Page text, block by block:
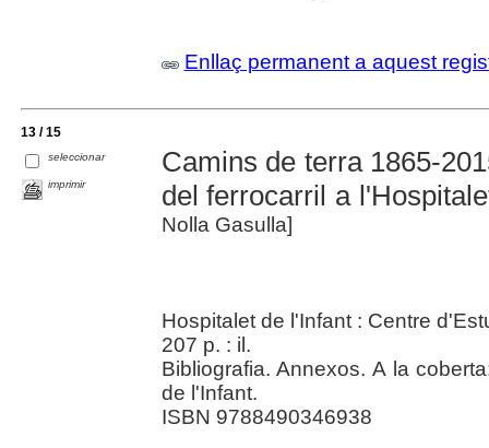
Enllaç permanent a aquest
13 / 15
seleccionar
imprimir
Camins de terra 1865-
del ferrocarril a
Nolla Gasulla]
Hospitalet de l'Infant : Centre
207 p. : il.
Bibliografia. Annexos. A la
de l'Infant.
ISBN 9788490346938